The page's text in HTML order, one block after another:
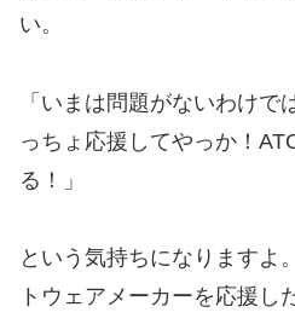
い。
「いまは問題がないわけ
っちょ応援してやっか！
る！」
という気持ちになりますよ
トウェアメーカーを応援し